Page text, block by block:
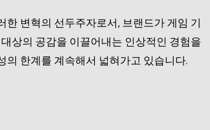
한 변혁의 선두주자로서, 브랜드가 게임 기
상의 공감을 이끌어내는 인상적인 경험을
의 한계를 계속해서 넓혀가고 있습니다.